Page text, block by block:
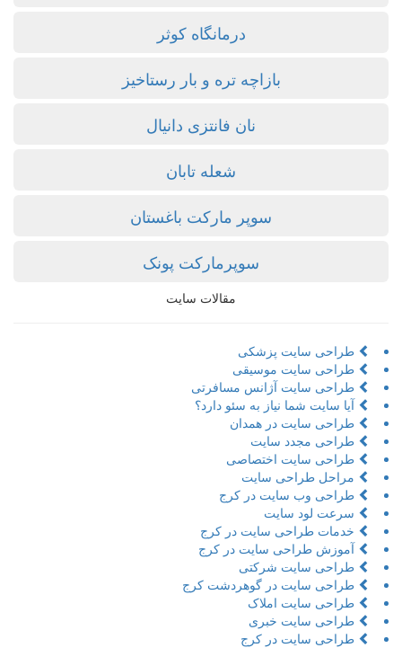
درمانگاه کوثر
بازاچه تره و بار رستاخیز
نان فانتزی دانیال
شعله تابان
سوپر مارکت باغستان
سوپرمارکت پونک
مقالات سایت
طراحی سایت پزشکی
طراحی سایت موسیقی
طراحی سایت آژانس مسافرتی
آیا سایت شما نیاز به سئو دارد؟
طراحی سایت در همدان
طراحی مجدد سایت
طراحی سایت اختصاصی
مراحل طراحی سایت
طراحی وب سایت در کرج
سرعت لود سایت
خدمات طراحی سایت در کرج
آموزش طراحی سایت در کرج
طراحی سایت شرکتی
طراحی سایت در گوهردشت کرج
طراحی سایت املاک
طراحی سایت خبری
طراحی سایت در کرج